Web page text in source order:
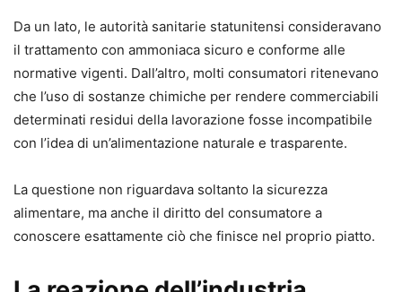
Da un lato, le autorità sanitarie statunitensi consideravano
il trattamento con ammoniaca sicuro e conforme alle
normative vigenti. Dall’altro, molti consumatori ritenevano
che l’uso di sostanze chimiche per rendere commerciabili
determinati residui della lavorazione fosse incompatibile
con l’idea di un’alimentazione naturale e trasparente.
La questione non riguardava soltanto la sicurezza
alimentare, ma anche il diritto del consumatore a
conoscere esattamente ciò che finisce nel proprio piatto.